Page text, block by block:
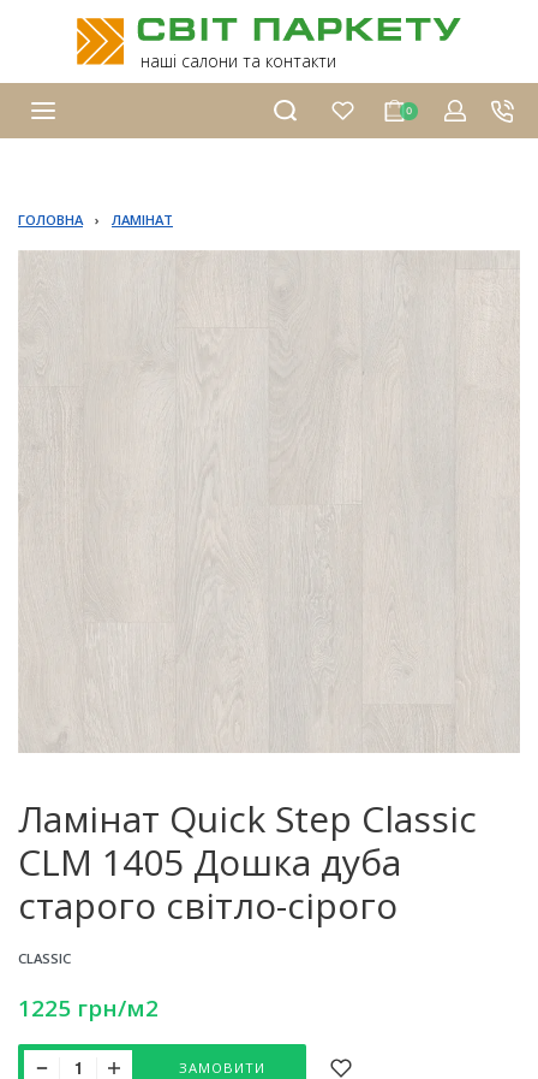
наші салони та контакти
0
ГОЛОВНА › ЛАМІНАТ
Ламінат Quick Step Classic
CLM 1405 Дошка дуба
старого світло-сірого
CLASSIC
1225 грн/м2
ЗАМОВИТИ